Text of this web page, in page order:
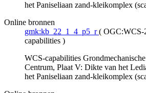
het Paniseliaan zand-kleikomplex
Online bronnen
gmk:kb_22_1_4_p5_r ( OGC:WCS-
capabilities )
WCS-capabilities
Centrum, Plaat V: Dikte van het
het Paniseliaan zand-kleikomplex